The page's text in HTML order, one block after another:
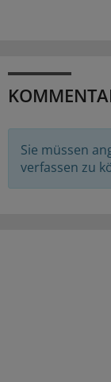
Sie müssen
verfassen zu